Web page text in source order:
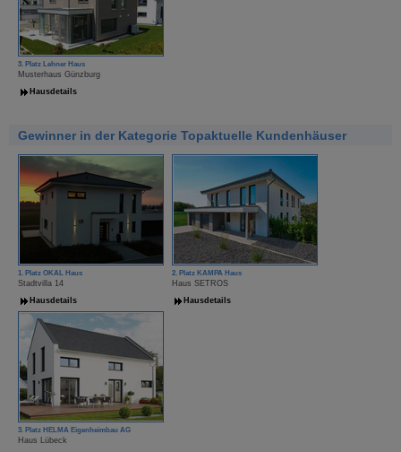
3. Platz Lehner Haus
Musterhaus Günzburg
Hausdetails
Gewinner in der Kategorie Topaktuelle Kundenhäuser
1. Platz OKAL Haus
Stadtvilla 14
Hausdetails
2. Platz KAMPA Haus
Haus SETROS
Hausdetails
3. Platz HELMA Eigenheimbau AG
Haus Lübeck